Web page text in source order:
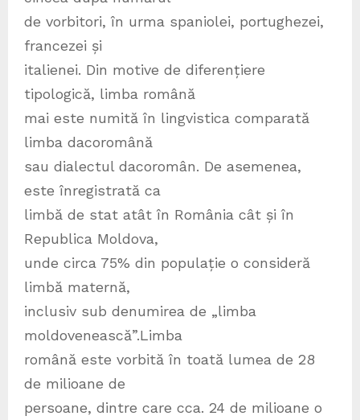
de vorbitori, în urma spaniolei, portughezei,
francezei și
italienei. Din motive de diferențiere
tipologică, limba română
mai este numită în lingvistica comparată
limba dacoromână
sau dialectul dacoromân. De asemenea,
este înregistrată ca
limbă de stat atât în România cât și în
Republica Moldova,
unde circa 75% din populație o consideră
limbă maternă,
inclusiv sub denumirea de „limba
moldovenească”.Limba
română este vorbită în toată lumea de 28
de milioane de
persoane, dintre care cca. 24 de milioane o